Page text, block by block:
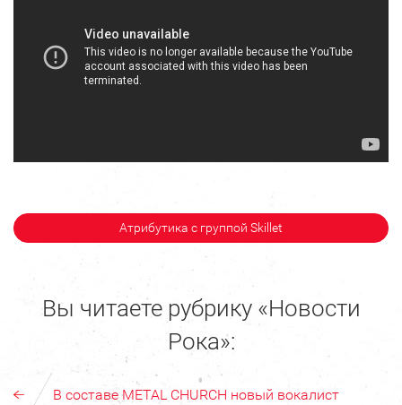
Атрибутика с группой Skillet
Вы читаете рубрику «Новости
Рока»:
В составе METAL CHURCH новый вокалист